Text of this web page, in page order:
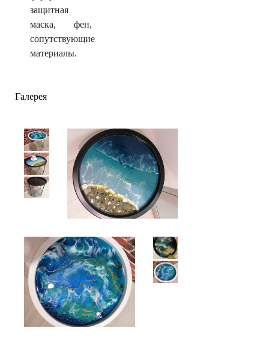
защитная
маска, фен,
сопутствующие
материалы.
Галерея